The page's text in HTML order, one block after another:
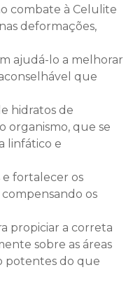
combate à Celulite
deformações,
ajudá-lo a melhorar
que
hidratos de
organismo, que se
linfático e
e fortalecer os
os
propiciar a correta
sobre as áreas
potentes do que